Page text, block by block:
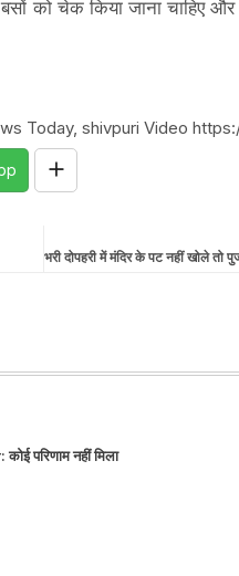
को चेक किया जाना चाहिए
Today, shivpuri Video
भरी दोपहरी में मंदिर के पट नहीं खोले
कोई परिणाम नहीं मिला